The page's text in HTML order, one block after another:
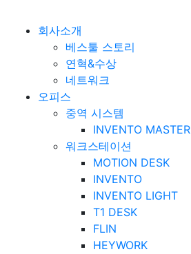
베스툴 Bestuhl
회사소개
베스툴 스토리
연혁&수상
네트워크
오피스
중역 시스템
INVENTO MASTER
워크스테이션
MOTION DESK
INVENTO
INVENTO LIGHT
T1 DESK
FLIN
HEYWORK